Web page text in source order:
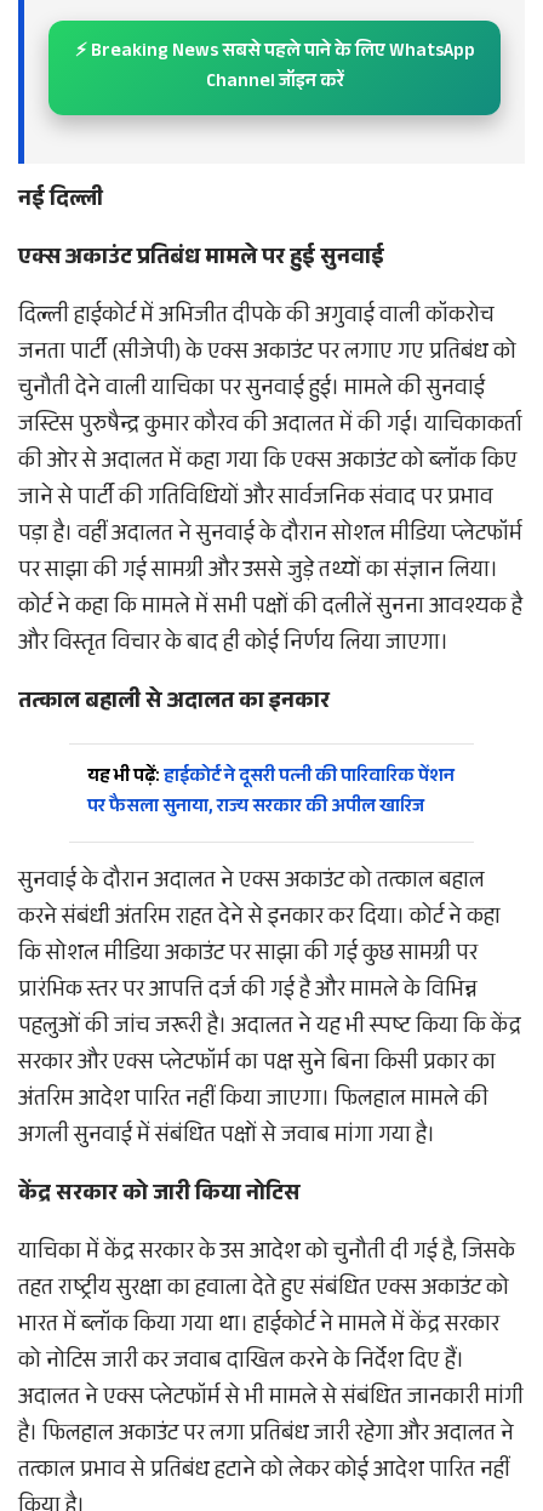
⚡ Breaking News सबसे पहले पाने के लिए WhatsApp
Channel जॉइन करें
नई दिल्ली
एक्स अकाउंट प्रतिबंध मामले पर हुई सुनवाई
दिल्ली हाईकोर्ट में अभिजीत दीपके की अगुवाई वाली कॉकरोच
जनता पार्टी (सीजेपी) के एक्स अकाउंट पर लगाए गए प्रतिबंध को
चुनौती देने वाली याचिका पर सुनवाई हुई। मामले की सुनवाई
जस्टिस पुरुषैन्द्र कुमार कौरव की अदालत में की गई। याचिकाकर्ता
की ओर से अदालत में कहा गया कि एक्स अकाउंट को ब्लॉक किए
जाने से पार्टी की गतिविधियों और सार्वजनिक संवाद पर प्रभाव
पड़ा है। वहीं अदालत ने सुनवाई के दौरान सोशल मीडिया प्लेटफॉर्म
पर साझा की गई सामग्री और उससे जुड़े तथ्यों का संज्ञान लिया।
कोर्ट ने कहा कि मामले में सभी पक्षों की दलीलें सुनना आवश्यक है
और विस्तृत विचार के बाद ही कोई निर्णय लिया जाएगा।
तत्काल बहाली से अदालत का इनकार
यह भी पढ़ें:हाईकोर्ट ने दूसरी पत्नी की पारिवारिक पेंशन
पर फैसला सुनाया, राज्य सरकार की अपील खारिज
सुनवाई के दौरान अदालत ने एक्स अकाउंट को तत्काल बहाल
करने संबंधी अंतरिम राहत देने से इनकार कर दिया। कोर्ट ने कहा
कि सोशल मीडिया अकाउंट पर साझा की गई कुछ सामग्री पर
प्रारंभिक स्तर पर आपत्ति दर्ज की गई है और मामले के विभिन्न
पहलुओं की जांच जरूरी है। अदालत ने यह भी स्पष्ट किया कि केंद्र
सरकार और एक्स प्लेटफॉर्म का पक्ष सुने बिना किसी प्रकार का
अंतरिम आदेश पारित नहीं किया जाएगा। फिलहाल मामले की
अगली सुनवाई में संबंधित पक्षों से जवाब मांगा गया है।
केंद्र सरकार को जारी किया नोटिस
याचिका में केंद्र सरकार के उस आदेश को चुनौती दी गई है, जिसके
तहत राष्ट्रीय सुरक्षा का हवाला देते हुए संबंधित एक्स अकाउंट को
भारत में ब्लॉक किया गया था। हाईकोर्ट ने मामले में केंद्र सरकार
को नोटिस जारी कर जवाब दाखिल करने के निर्देश दिए हैं।
अदालत ने एक्स प्लेटफॉर्म से भी मामले से संबंधित जानकारी मांगी
है। फिलहाल अकाउंट पर लगा प्रतिबंध जारी रहेगा और अदालत ने
तत्काल प्रभाव से प्रतिबंध हटाने को लेकर कोई आदेश पारित नहीं